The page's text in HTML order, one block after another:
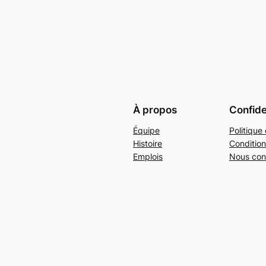
À propos
Équipe
Histoire
Emplois
Politique
Nous